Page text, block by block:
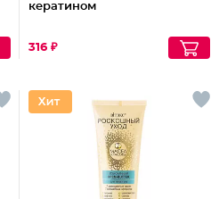
кератином
316 ₽